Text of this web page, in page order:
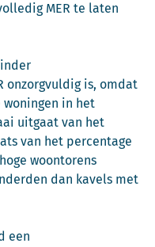
MER te laten
onzorgvuldig is, omdat
in het
uitgaat van het
van het percentage
woontorens
dan kavels met
een